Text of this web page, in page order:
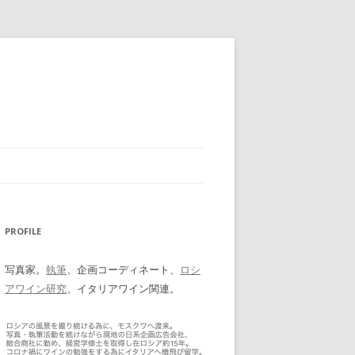
PROFILE
写真家。 執筆、企画コーディネート、
ロシ
アワイン研究、イタリアワイン関連。